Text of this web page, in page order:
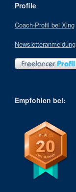
Profile
Coach-Profil bei Xing
Newsletteranmeldung
Empfohlen bei: